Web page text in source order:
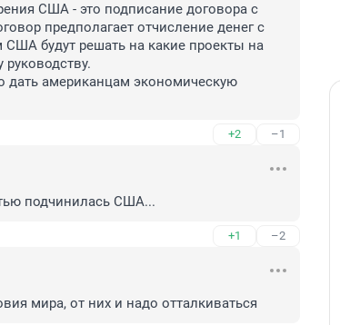
США - это подписание договора с
предполагает отчисление денег с
будут решать на какие проекты на
дать американцам экономическую
+2 –1
подчинилась США...
+1 –2
мира, от них и надо отталкиваться